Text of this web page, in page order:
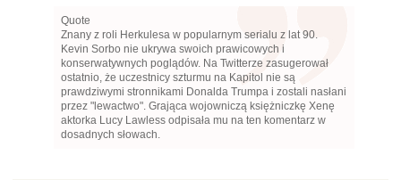
Quote
Znany z roli Herkulesa w popularnym serialu z lat 90.
Kevin Sorbo nie ukrywa swoich prawicowych i
konserwatywnych poglądów. Na Twitterze zasugerował
ostatnio, że uczestnicy szturmu na Kapitol nie są
prawdziwymi stronnikami Donalda Trumpa i zostali nasłani
przez "lewactwo". Grająca wojowniczą księżniczkę Xenę
aktorka Lucy Lawless odpisała mu na ten komentarz w
dosadnych słowach.